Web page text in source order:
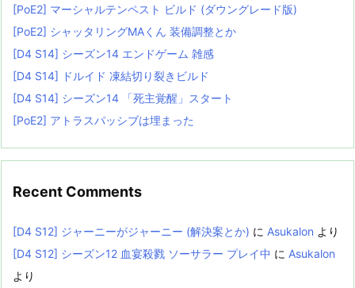
[PoE2] マーシャルテンペスト ビルド (ダウングレード版)
[PoE2] シャッタリングMAくん 装備調整とか
[D4 S14] シーズン14 エンドゲーム 雑感
[D4 S14] ドルイド 凍結切り裂きビルド
[D4 S14] シーズン14 「死主覚醒」スタート
[PoE2] アトラスパッシブは埋まった
Recent Comments
[D4 S12] ジャーニーがジャーニー (解決案とか) に Asukalon より
[D4 S12] シーズン12 血宴殺戮 ソーサラー プレイ中 に Asukalon
より